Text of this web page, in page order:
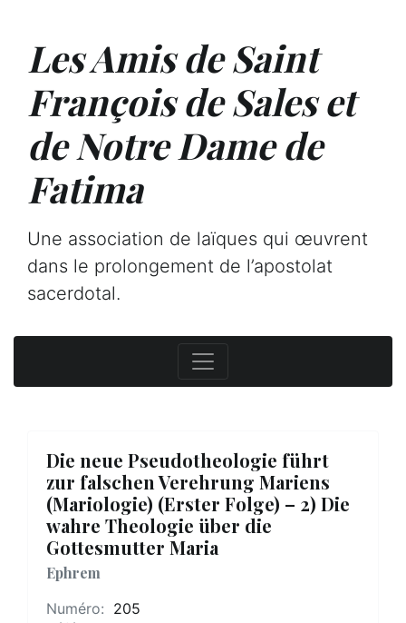
Les Amis de Saint
François de Sales et
de Notre Dame de
Fatima
Une association de laïques qui œuvrent
dans le prolongement de l’apostolat
sacerdotal.
Die neue Pseudotheologie führt
zur falschen Verehrung Mariens
(Mariologie) (Erster Folge) – 2) Die
wahre Theologie über die
Gottesmutter Maria
Ephrem
Numéro: 205